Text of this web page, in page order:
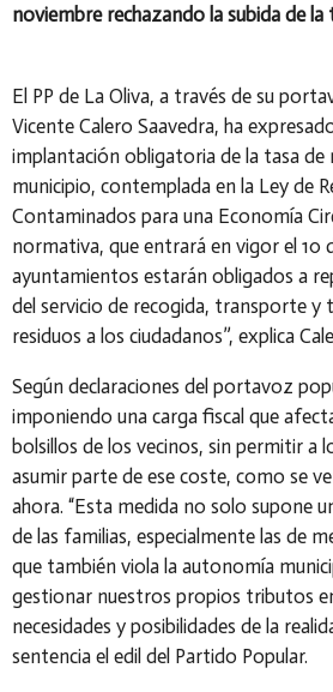
noviembre rechazando la subida de la
El PP de La Oliva, a través de su
Vicente Calero Saavedra, ha
implantación obligatoria de la tasa de
municipio, contemplada en la Ley de
Contaminados para una Economía
normativa, que entrará en vigor el 10
ayuntamientos estarán obligados a
del servicio de recogida, transporte
residuos a los ciudadanos”, explica
Según declaraciones del portavoz
imponiendo una carga fiscal que
bolsillos de los vecinos, sin permitir a
asumir parte de ese coste, como se
ahora. “Esta medida no solo supone
de las familias, especialmente las de
que también viola la autonomía
gestionar nuestros propios tributos
necesidades y posibilidades de la
sentencia el edil del Partido Popular.